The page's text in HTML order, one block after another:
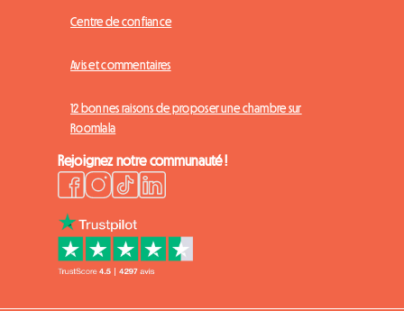
Centre de confiance
Avis et commentaires
12 bonnes raisons de proposer une chambre sur
Roomlala
Rejoignez notre communauté !